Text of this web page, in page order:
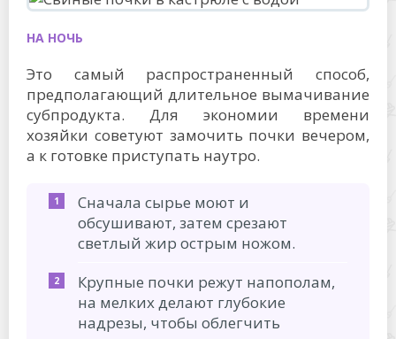
НА НОЧЬ
Это самый распространенный способ,
предполагающий длительное вымачивание
субпродукта. Для экономии времени
хозяйки советуют замочить почки вечером,
а к готовке приступать наутро.
Сначала сырье моют и
обсушивают, затем срезают
светлый жир острым ножом.
Крупные почки режут напополам,
на мелких делают глубокие
надрезы, чтобы облегчить